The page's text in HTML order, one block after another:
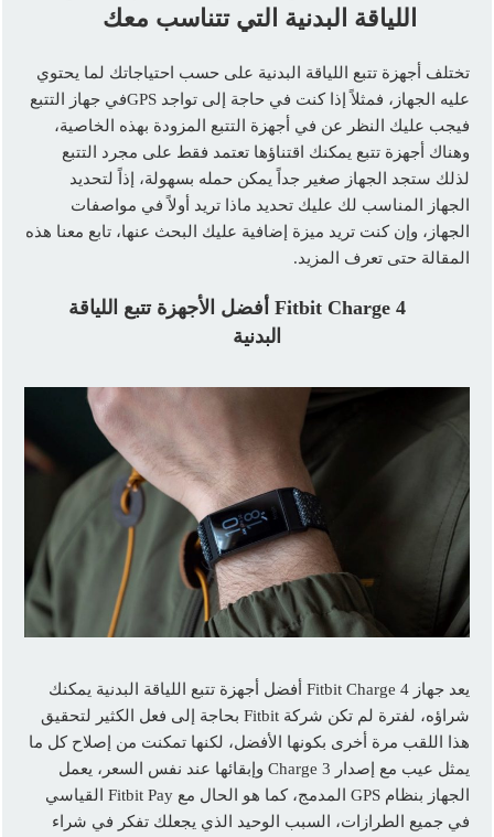
اللياقة البدنية التي تتناسب معك
تختلف أجهزة تتبع اللياقة البدنية على حسب احتياجاتك لما يحتوي
عليه الجهاز، فمثلاً إذا كنت في حاجة إلى تواجد GPSفي جهاز التتبع
فيجب عليك النظر عن في أجهزة التتبع المزودة بهذه الخاصية،
وهناك أجهزة تتبع يمكنك اقتناؤها تعتمد فقط على مجرد التتبع
لذلك ستجد الجهاز صغير جداً يمكن حمله بسهولة، إذاً لتحديد
الجهاز المناسب لك عليك تحديد ماذا تريد أولاً في مواصفات
الجهاز، وإن كنت تريد ميزة إضافية عليك البحث عنها، تابع معنا هذه
المقالة حتى تعرف المزيد.
Fitbit Charge 4 أفضل الأجهزة تتبع اللياقة
البدنية
يعد جهاز Fitbit Charge 4 أفضل أجهزة تتبع اللياقة البدنية يمكنك
شراؤه، لفترة لم تكن شركة Fitbit بحاجة إلى فعل الكثير لتحقيق
هذا اللقب مرة أخرى بكونها الأفضل، لكنها تمكنت من إصلاح كل ما
يمثل عيب مع إصدار Charge 3 وإبقائها عند نفس السعر، يعمل
الجهاز بنظام GPS المدمج، كما هو الحال مع Fitbit Pay القياسي
في جميع الطرازات، السبب الوحيد الذي يجعلك تفكر في شراء